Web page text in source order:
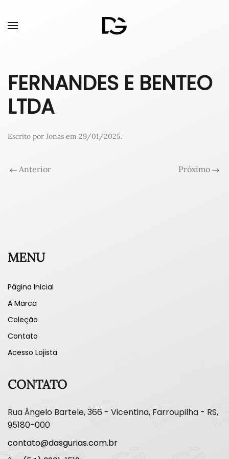
FERNANDES E BENTEO
LTDA
Escrito por Jonas em 29/01/2025.
Anterior Próximo
MENU
Página Inicial
A Marca
Coleção
Contato
Acesso Lojista
CONTATO
Rua Ângelo Bartele, 366 - Vicentina, Farroupilha - RS,
95180-000
contato@dasgurias.com.br